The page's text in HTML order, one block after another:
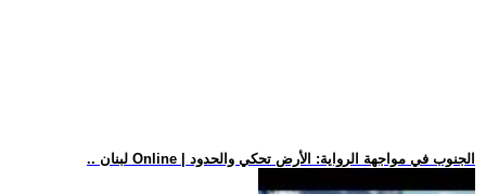
.. لبنان Online | الجنوب في مواجهة الرواية: الأرض تحكي والحدود